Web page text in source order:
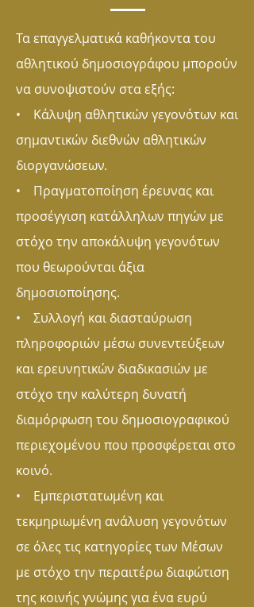
Τα επαγγελματικά καθήκοντα του
αθλητικού δημοσιογράφου μπορούν
να συνοψιστούν στα εξής:
• Κάλυψη αθλητικών γεγονότων και
σημαντικών διεθνών αθλητικών
διοργανώσεων.
• Πραγματοποίηση έρευνας και
προσέγγιση κατάλληλων πηγών με
στόχο την αποκάλυψη γεγονότων
που θεωρούνται άξια
δημοσιοποίησης.
• Συλλογή και διασταύρωση
πληροφοριών μέσω συνεντεύξεων
και ερευνητικών διαδικασιών με
στόχο την καλύτερη δυνατή
διαμόρφωση του δημοσιογραφικού
περιεχομένου που προσφέρεται στο
κοινό.
• Εμπεριστατωμένη και
τεκμηριωμένη ανάλυση γεγονότων
σε όλες τις κατηγορίες των Μέσων
με στόχο την περαιτέρω διαφώτιση
της κοινής γνώμης για ένα ευρύ